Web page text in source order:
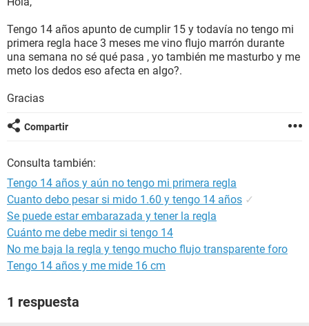
SEXUALIDAD
GLOSARIO
Tengo 14 años apunto de cumplir 15 y todavía no tengo mi
primera regla hace 3 meses me vino flujo marrón durante
una semana no sé qué pasa , yo también me masturbo y me
meto los dedos eso afecta en algo?.
Gracias
Compartir
Consulta también:
Tengo 14 años y aún no tengo mi primera regla
Cuanto debo pesar si mido 1.60 y tengo 14 años ✓
Se puede estar embarazada y tener la regla
Cuánto me debe medir si tengo 14
No me baja la regla y tengo mucho flujo transparente foro
Tengo 14 años y me mide 16 cm
1 respuesta